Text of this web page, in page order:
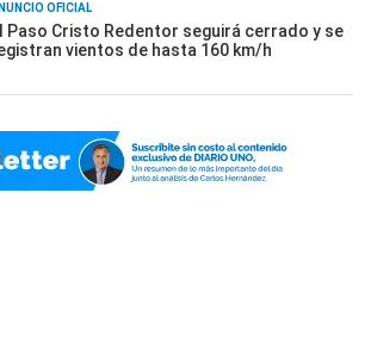
OFICIAL
Paso Cristo Redentor seguirá cerrado y se
vientos de hasta 160 km/h